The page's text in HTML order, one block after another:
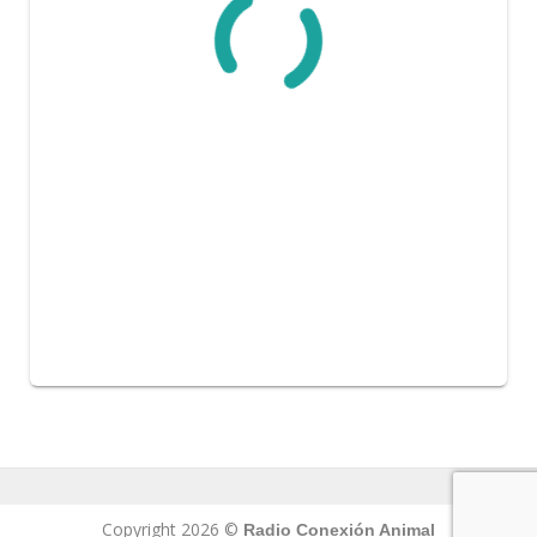
Copyright 2026 © Radio Conexión Animal